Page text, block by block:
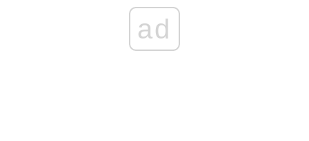
ad